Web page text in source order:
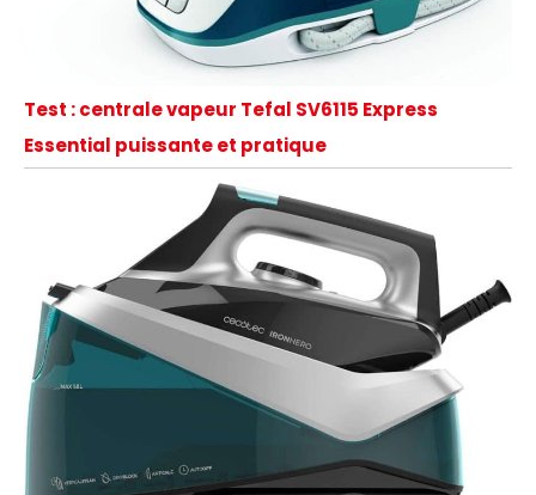
Test : centrale vapeur Tefal SV6115 Express
Essential puissante et pratique